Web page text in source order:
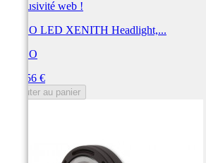
Exclusivité web !
KOSO LED XENITH Headlight,...
KOSO
433,56 €
Ajouter au panier